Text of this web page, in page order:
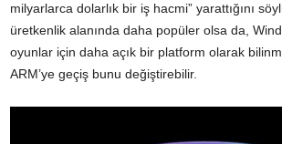
milyarlarca dolarlık bir iş hacmi” yarattığını
üretkenlik alanında daha popüler olsa da,
oyunlar için daha açık bir platform olarak
ARM’ye geçiş bunu değiştirebilir.